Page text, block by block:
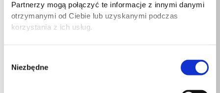
Partnerzy mogą połączyć te informacje z innymi danymi
otrzymanymi od Ciebie lub uzyskanymi podczas
korzystania z ich usług.
zgody
Niezbędne
Obsługiwane systemy
operacyjne Windows
Windows 10
Windows 10 Enterprise